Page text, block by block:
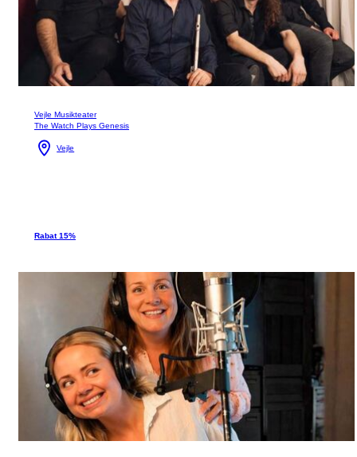
Vejle Musikteater
The Watch Plays Genesis
Vejle
Rabat 15%